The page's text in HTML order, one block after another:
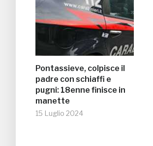
Pontassieve, colpisce il
padre con schiaffi e
pugni: 18enne finisce in
manette
15 Luglio 2024